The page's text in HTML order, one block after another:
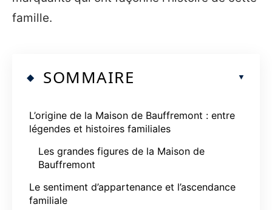
famille.
SOMMAIRE
L’origine de la Maison de Bauffremont : entre
légendes et histoires familiales
Les grandes figures de la Maison de
Bauffremont
Le sentiment d’appartenance et l’ascendance
familiale